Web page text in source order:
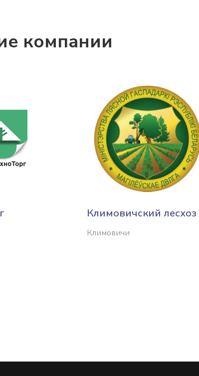
компании
Климовичский лесхоз
Климовичи